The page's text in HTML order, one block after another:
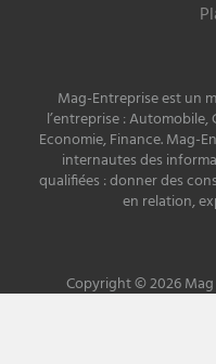
Mag-Entreprise est un
l’entreprise :
Economie, Finance. Mag-
internautes des
qualifiées : donner des
en relation,
Copyright © 2026 Mag